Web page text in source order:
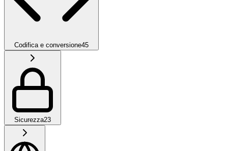
Codifica e conversione45
Sicurezza23